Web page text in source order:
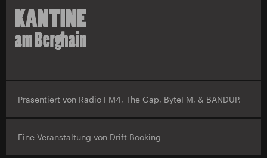
Präsentiert von Radio FM4, The Gap, ByteFM, & BANDUP.
Eine Veranstaltung von Drift Booking